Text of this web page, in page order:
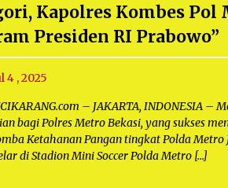
Kapolres Kombes
Presiden RI Prabowo”
4 , 2025
– JAKARTA, INDONESIA
bagi Polres Metro Bekasi, yang sukses
Ketahanan Pangan tingkat Polda
di Stadion Mini Soccer Polda Metro […]